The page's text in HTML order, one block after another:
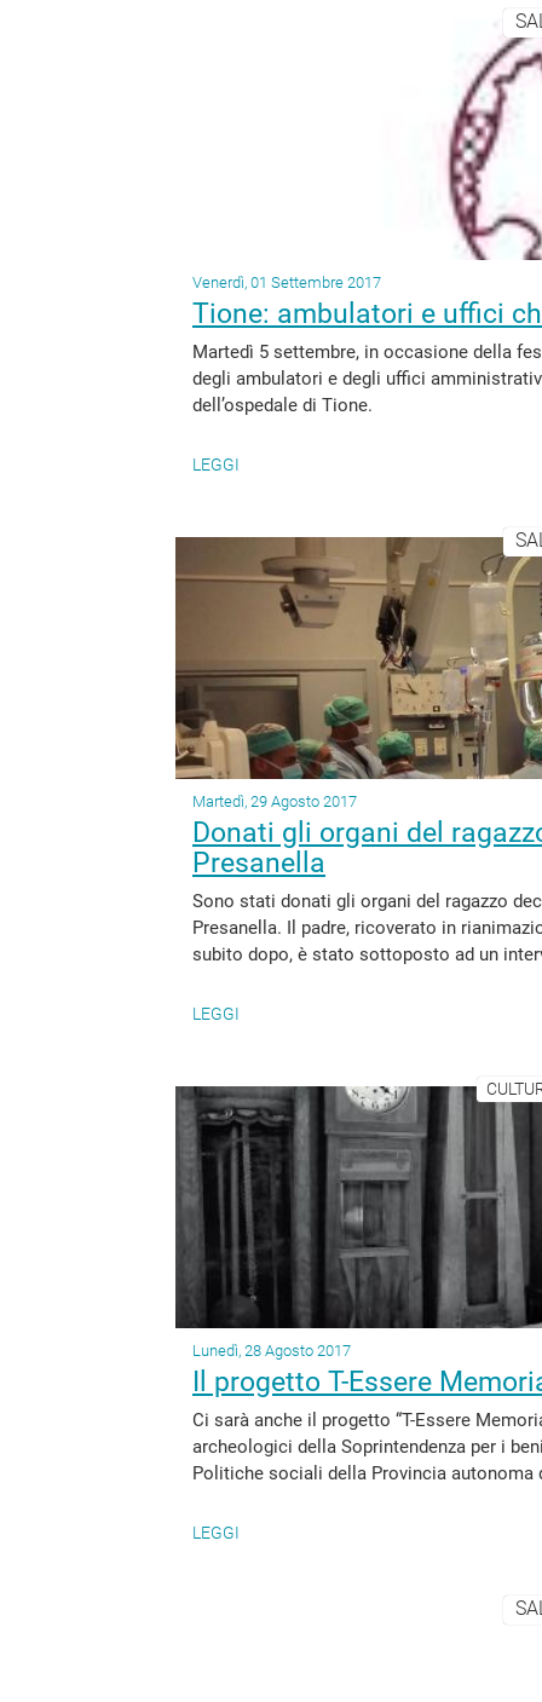
Venerdì, 01 Settembre 2017
Tione: ambulatori e uffici
Martedì 5 settembre, in occasione della
degli ambulatori e degli uffici
dell’ospedale di Tione.
LEGGI
Martedì, 29 Agosto 2017
Donati gli organi del
Presanella
Sono stati donati gli organi del ragazzo
Presanella. Il padre, ricoverato in
subito dopo, è stato sottoposto ad un
LEGGI
Lunedì, 28 Agosto 2017
Il progetto T-Essere
Ci sarà anche il progetto “T-Essere
archeologici della Soprintendenza per i
Politiche sociali della Provincia autonoma
LEGGI